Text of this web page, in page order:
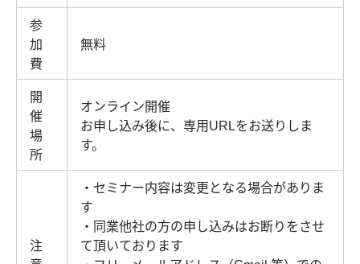
参
加
費
無料
開
催
場
所
オンライン開催
お申し込み後に、専用URLをお送りしま
す。
注
・セミナー内容は変更となる場合がありま
す
・同業他社の方の申し込みはお断りをさせ
て頂いております